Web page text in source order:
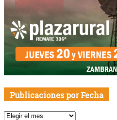
Publicaciones por Fecha
Publicaciones